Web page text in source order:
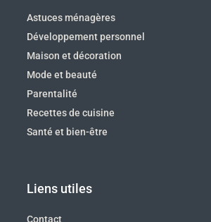
Astuces ménagères
Développement personnel
Maison et décoration
Mode et beauté
Parentalité
Recettes de cuisine
Santé et bien-être
Liens utiles
Contact